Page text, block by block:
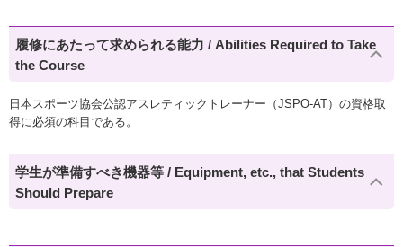
履修にあたって求められる能力 / Abilities Required to Take
the Course
日本スポーツ協会公認アスレティックトレーナー（JSPO-AT）の資格取
得に必須の科目である。
学生が準備すべき機器等 / Equipment, etc., that Students
Should Prepare